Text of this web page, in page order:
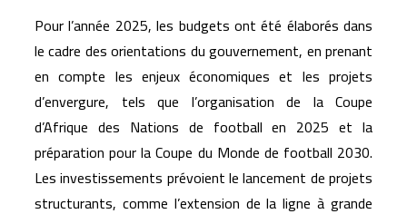
Pour l’année 2025, les budgets ont été élaborés dans
le cadre des orientations du gouvernement, en prenant
en compte les enjeux économiques et les projets
d’envergure, tels que l’organisation de la Coupe
d’Afrique des Nations de football en 2025 et la
préparation pour la Coupe du Monde de football 2030.
Les investissements prévoient le lancement de projets
structurants, comme l’extension de la ligne à grande